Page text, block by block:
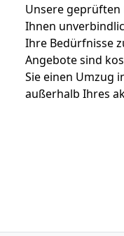
Unsere
Ihnen
Ihre Bedürfnisse
Angebote sind
Sie einen Umzug
außerhalb Ihres